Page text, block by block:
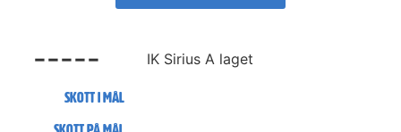
----- IK Sirius A laget
Skott i mål